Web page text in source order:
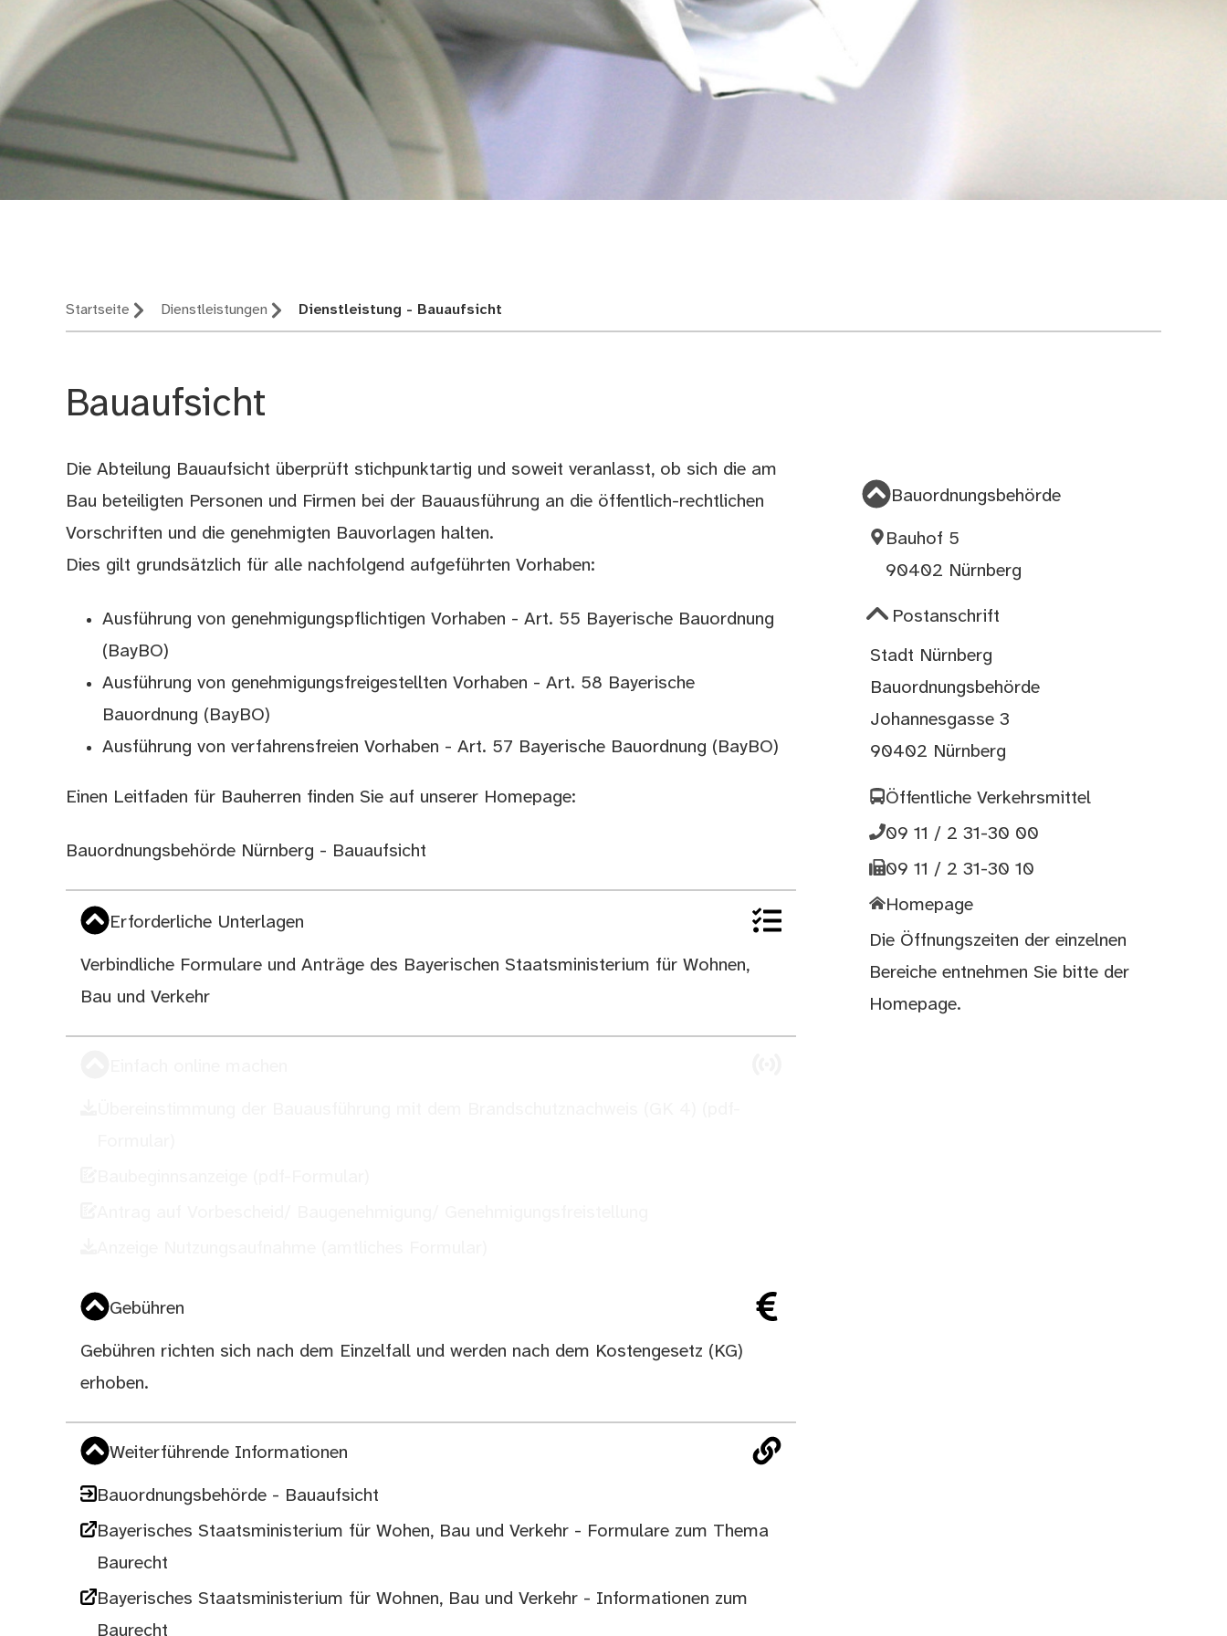
Startseite Dienstleistungen Dienstleistung - Bauaufsicht
Bauaufsicht
Beschreibung
Die Abteilung Bauaufsicht überprüft stichpunktartig und soweit veranlasst, ob sich die am
Bau beteiligten Personen und Firmen bei der Bauausführung an die öffentlich-rechtlichen
Vorschriften und die genehmigten Bauvorlagen halten.
Dies gilt grundsätzlich für alle nachfolgend aufgeführten Vorhaben:
Ausführung von genehmigungspflichtigen Vorhaben -Art. 55 Bayerische Bauordnung
(BayBO)
Ausführung von genehmigungsfreigestellten Vorhaben -Art. 58 Bayerische
Bauordnung (BayBO)
Ausführung von verfahrensfreien Vorhaben -Art. 57 Bayerische Bauordnung (BayBO)
Einen Leitfaden für Bauherren finden Sie auf unserer Homepage:
Bauordnungsbehörde Nürnberg - Bauaufsicht
Erforderliche Unterlagen
Verbindliche Formulare und Anträge des Bayerischen Staatsministerium für Wohnen,
Bau und Verkehr
Gebühren
Gebühren richten sich nach dem Einzelfall und werden nach dem Kostengesetz (KG)
erhoben.
Weiterführende Informationen
Bauordnungsbehörde - Bauaufsicht
Bayerisches Staatsministerium für Wohen, Bau und Verkehr - Formulare zum Thema
Baurecht
Bayerisches Staatsministerium für Wohnen, Bau und Verkehr - Informationen zum
Baurecht
Bauordnungsbehörde
Bauhof 5
90402 Nürnberg
Postanschrift
Stadt Nürnberg
Bauordnungsbehörde
Johannesgasse 3
90402 Nürnberg
Öffentliche Verkehrsmittel
09 11 / 2 31-30 00
09 11 / 2 31-30 10
Homepage
Die Öffnungszeiten der einzelnen
Bereiche entnehmen Sie bitte der
Homepage.